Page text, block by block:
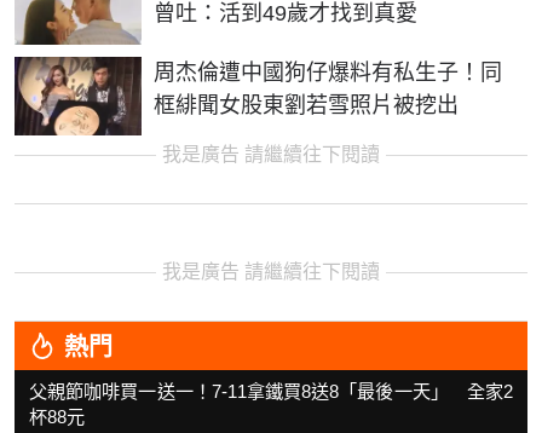
曾吐：活到49歲才找到真愛
周杰倫遭中國狗仔爆料有私生子！同
框緋聞女股東劉若雪照片被挖出
我是廣告 請繼續往下閱讀
我是廣告 請繼續往下閱讀
熱門
父親節咖啡買一送一！7-11拿鐵買8送8「最後一天」 全家2
杯88元